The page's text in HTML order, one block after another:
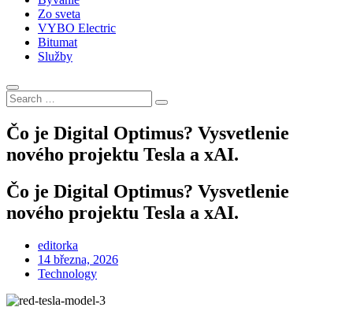
Zo sveta
VYBO Electric
Bitumat
Služby
Search
for:
Search
Čo je Digital Optimus? Vysvetlenie
nového projektu Tesla a xAI.
Čo je Digital Optimus? Vysvetlenie
nového projektu Tesla a xAI.
editorka
Posted
on
14 března, 2026
Technology